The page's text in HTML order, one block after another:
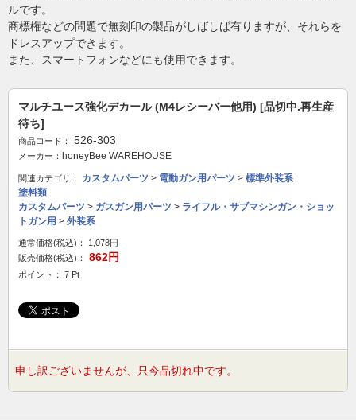
ルです。
商標権などの問題で無刻印の製品がしばしば有りますが、それらを
ドレスアップできます。
また、スマートフォンなどにも使用できます。
マルチユース強化デカール (M4レシーバー他用) [品切中.再生産
待ち]
商品コード： 526-303
メーカー： honeyBee WAREHOUSE
関連カテゴリ： カスタムパーツ > 電動ガン用パーツ > 標準外装系
塗料類
カスタムパーツ > ガスガン用パーツ > ライフル・サブマシンガン・ショッ
トガン用 > 外装系
通常価格(税込)：
1,078円
販売価格(税込)：
862円
ポイント： 7 Pt
申し訳ございませんが、只今品切れ中です。